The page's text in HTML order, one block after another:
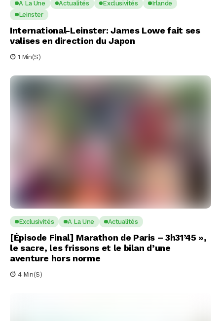
A La Une Actualités Exclusivités
Irlande
Leinster
International-Leinster: James Lowe fait ses
valises en direction du Japon
1 Min(s)
Exclusivités A La Une Actualités
[Épisode Final] Marathon de Paris – 3h31’45 »,
le sacre, les frissons et le bilan d’une
aventure hors norme
4 Min(s)